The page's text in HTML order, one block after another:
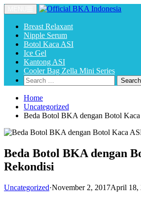
Breast Relaxant
Nipple Serum
Botol Kaca ASI
Ice Gel
Kantong ASI
Cooler Bag Zella Mini Series
Home
Uncategorized
Beda Botol BKA dengan Botol
Beda Botol BKA dengan
Rekondisi
Uncategorized·November 2, 2017April 18,